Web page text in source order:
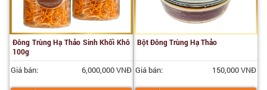
Đông Trùng Hạ Thảo Sinh Khối Khô
100g
Giá bán: 6,000,000 VNĐ
Bột Đông Trùng Hạ Thảo
Giá bán: 150,000 VNĐ